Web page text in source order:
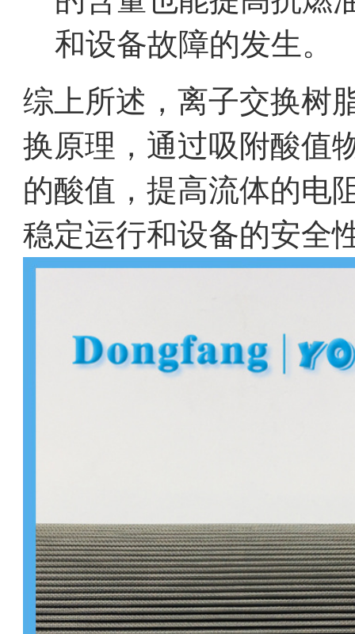
和设备故障的发生。
综上所述，离子交换树
换原理，通过吸附酸值
的酸值，提高流体的电
稳定运行和设备的安全